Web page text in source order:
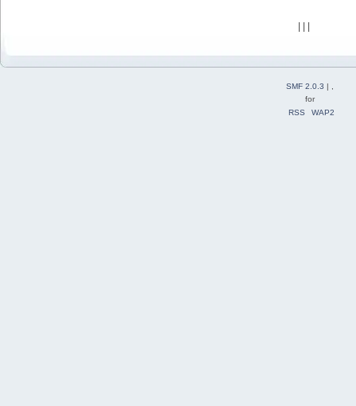
SMF 2.0.3 | ,
for
RSS
WAP2